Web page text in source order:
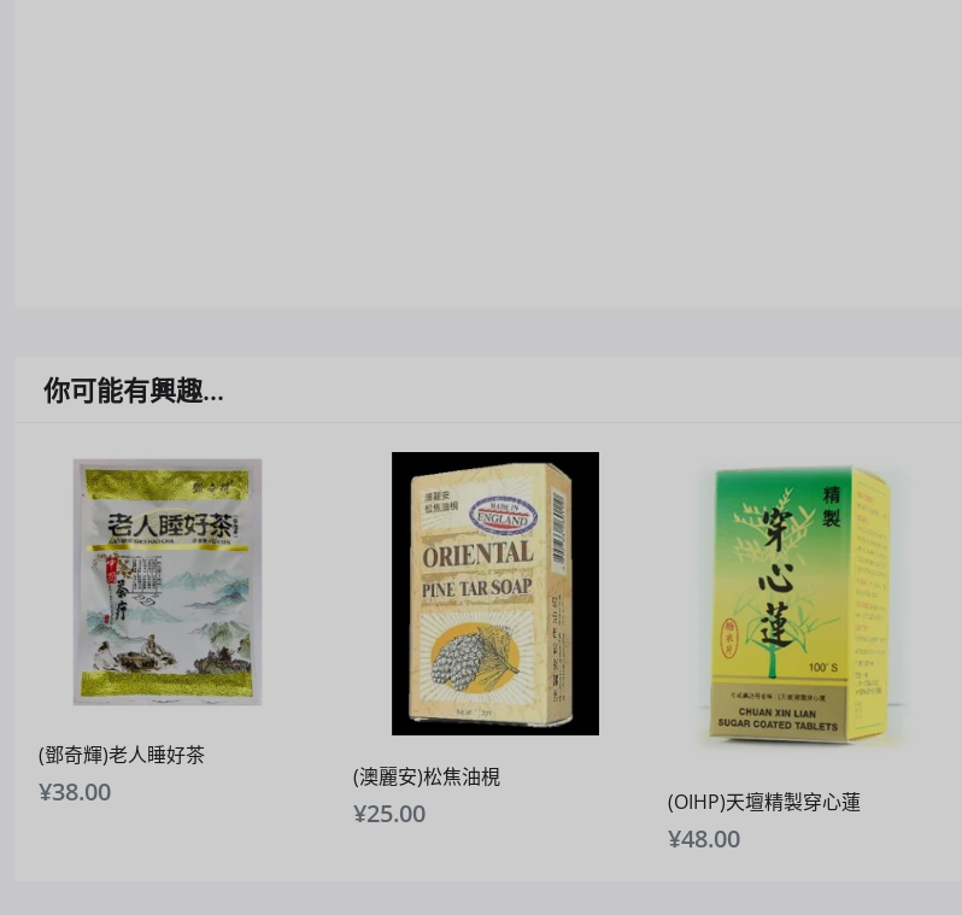
你可能有興趣...
(鄧奇輝)老人睡好茶
¥38.00 (澳麗安)松焦油梘
¥25.00 (OIHP)天壇精製穿心蓮
¥48.00